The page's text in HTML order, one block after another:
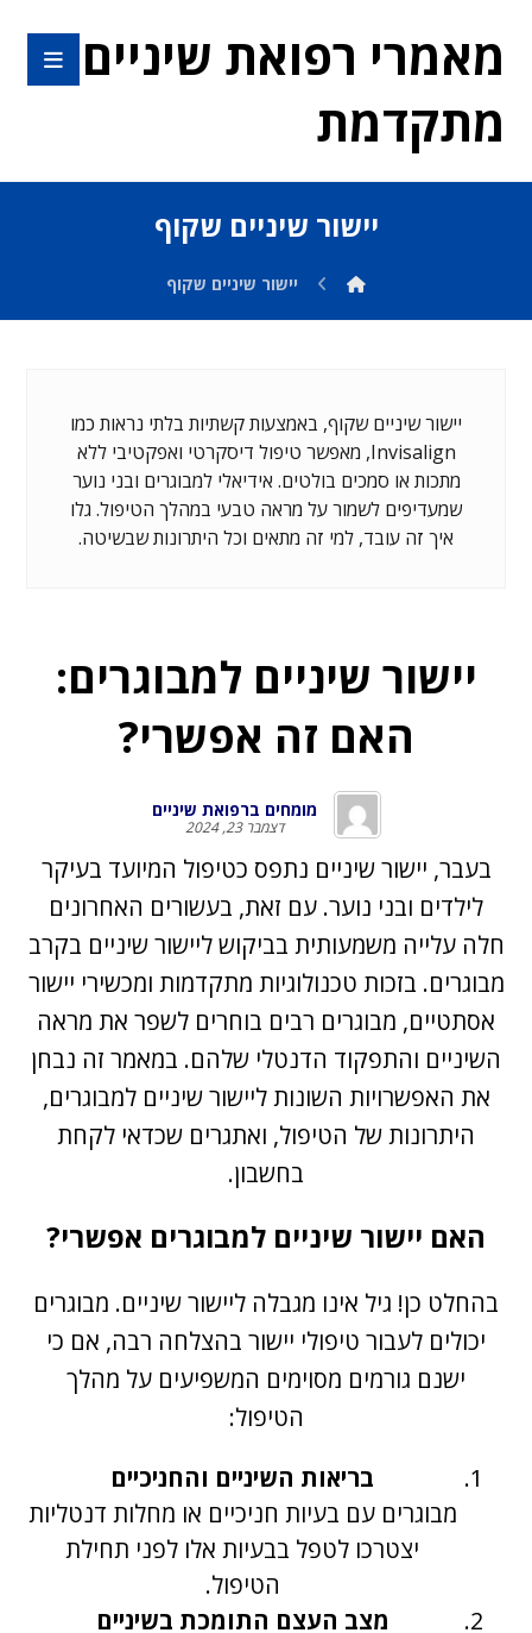
מאמרי רפואת שיניים
מתקדמת
יישור שיניים שקוף
יישור שיניים שקוף
יישור שיניים שקוף, באמצעות קשתיות בלתי נראות כמו
Invisalign, מאפשר טיפול דיסקרטי ואפקטיבי ללא
מתכות או סמכים בולטים. אידיאלי למבוגרים ובני נוער
שמעדיפים לשמור על מראה טבעי במהלך הטיפול. גלו
איך זה עובד, למי זה מתאים וכל היתרונות שבשיטה.
יישור שיניים למבוגרים:
האם זה אפשרי?
מומחים ברפואת שיניים
דצמבר 23, 2024
בעבר, יישור שיניים נתפס כטיפול המיועד בעיקר
לילדים ובני נוער. עם זאת, בעשורים האחרונים
חלה עלייה משמעותית בביקוש ליישור שיניים בקרב
מבוגרים. בזכות טכנולוגיות מתקדמות ומכשירי יישור
אסתטיים, מבוגרים רבים בוחרים לשפר את מראה
השיניים והתפקוד הדנטלי שלהם. במאמר זה נבחן
את האפשרויות השונות ליישור שיניים למבוגרים,
היתרונות של הטיפול, ואתגרים שכדאי לקחת
בחשבון.
האם יישור שיניים למבוגרים אפשרי?
בהחלט כן! גיל אינו מגבלה ליישור שיניים. מבוגרים
יכולים לעבור טיפולי יישור בהצלחה רבה, אם כי
ישנם גורמים מסוימים המשפיעים על מהלך
הטיפול:
בריאות השיניים והחניכיים
מבוגרים עם בעיות חניכיים או מחלות דנטליות
יצטרכו לטפל בבעיות אלו לפני תחילת
הטיפול.
מצב העצם התומכת בשיניים